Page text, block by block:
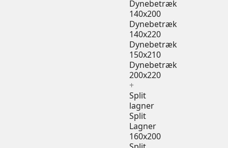
Dynebetræk
140x200
Dynebetræk
140x220
Dynebetræk
150x210
Dynebetræk
200x220
+
Split
lagner
Split
Lagner
160x200